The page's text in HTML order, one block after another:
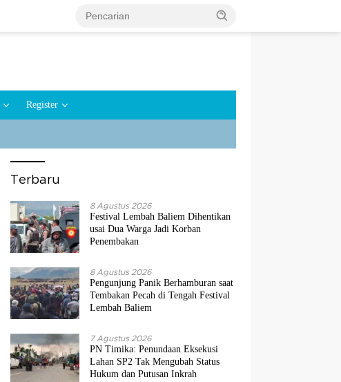
Register
Terbaru
8 Agustus 2026
Festival Lembah Baliem Dihentikan
usai Dua Warga Jadi Korban
Penembakan
8 Agustus 2026
Pengunjung Panik Berhamburan saat
Tembakan Pecah di Tengah Festival
Lembah Baliem
7 Agustus 2026
PN Timika: Penundaan Eksekusi
Lahan SP2 Tak Mengubah Status
Hukum dan Putusan Inkrah